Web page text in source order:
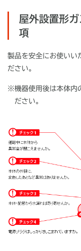
屋外設置形
項
製品を安全にお使いい
ださい。
※機器使用後は本体内
ださい。